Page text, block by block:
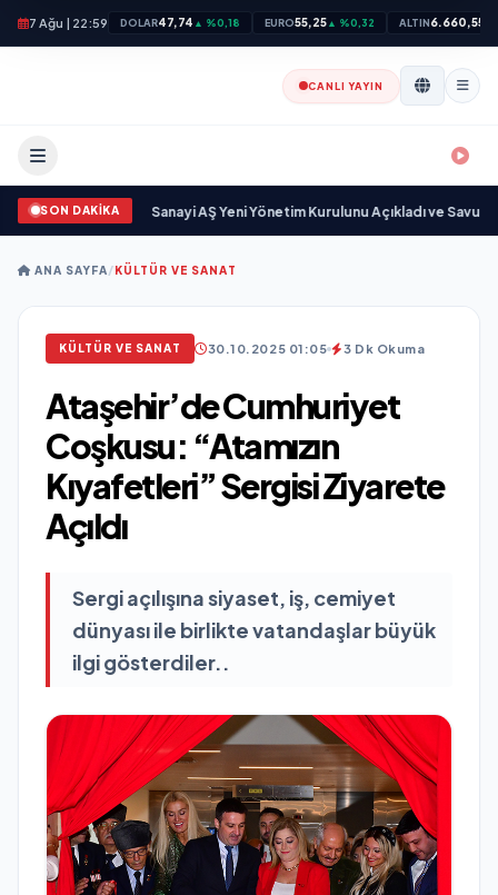
7 Ağu | 22:59 DOLAR47,74 ▲ %0,18 EURO55,25▲ %0,32 ALTIN6.660,55
CANLI YAYIN
SON DAKİKA
Savunma Sanayi AŞ Yeni Yönetim Kurulunu Açıkladı ve Savunma
ANA SAYFA/KÜLTÜR VE SANAT
KÜLTÜR VE SANAT 30.10.2025 01:05 3 Dk Okuma
Ataşehir’de Cumhuriyet
Coşkusu: “Atamızın
Kıyafetleri” Sergisi Ziyarete
Açıldı
Sergi açılışına siyaset, iş, cemiyet
dünyası ile birlikte vatandaşlar büyük
ilgi gösterdiler..